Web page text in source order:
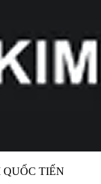
TIẾN